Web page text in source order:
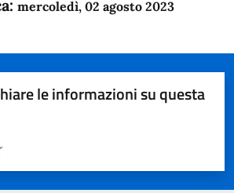
mercoledì, 02 agosto 2023
le informazioni su questa
pagina
5 stelle su 5
stelle su 5
su 5
su 5